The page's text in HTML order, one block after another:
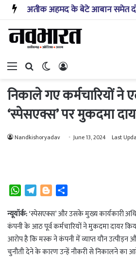
Menu Search forSwitch skin
निकाले गए कर्मचारियों
‘स्पेसएक्स’ पर मुकदमा
Nandkishoryadav June 13, 2024 Last
W
a
t
s
A
l
e
g
r
o
g
g
e
a
r
e
न्यूयॉर्क:‘स्पेसएक्स’ और उसके मुख्य कार्यकारी
कंपनी के आठ पूर्व कर्मचारियों ने मुकदमा दायर
आरोप है कि मस्क ने कंपनी में व्याप्त यौन उत्पीड़न
चुनौती देने के कारण उन्हें नौकरी से निकालने का